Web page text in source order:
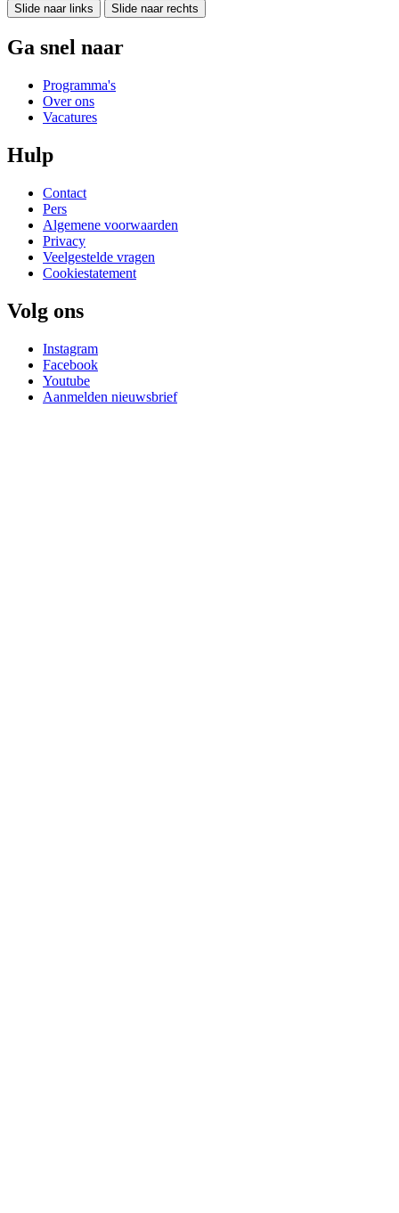
Slide naar links Slide naar rechts
Ga snel naar
Programma's
Over ons
Vacatures
Hulp
Contact
Pers
Algemene voorwaarden
Privacy
Veelgestelde vragen
Cookiestatement
Volg ons
Instagram
Facebook
Youtube
Aanmelden nieuwsbrief